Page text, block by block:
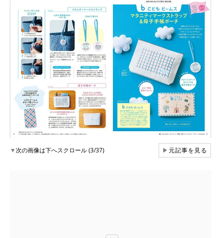
▼次の画像は下へスクロール (3/37) ▶元記事を見る